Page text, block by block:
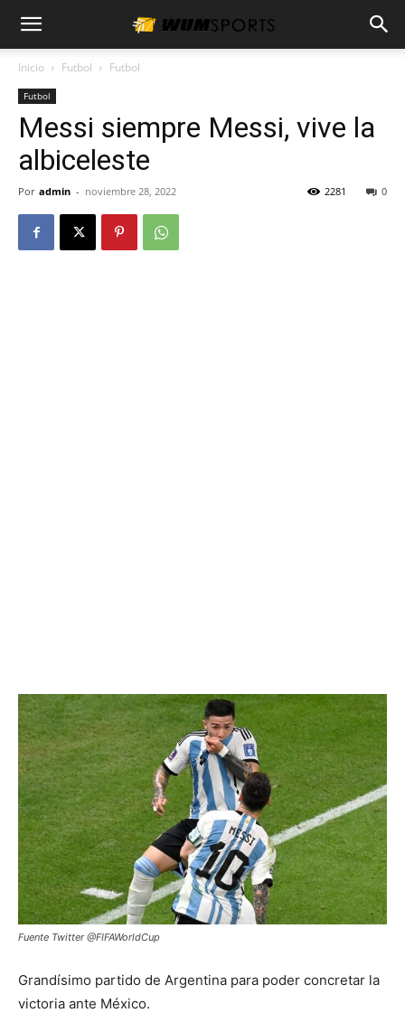
Inicio Futbol Futbol
Futbol
Messi siempre Messi, vive la
albiceleste
Por admin - noviembre 28, 2022 0
2281
Fuente Twitter @FIFAWorldCup
Grandísimo partido de Argentina para poder concretar la
victoria ante México.